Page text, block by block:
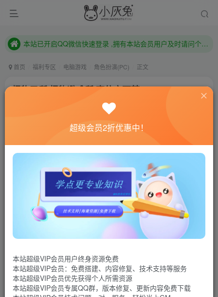
本站已开启QQ微信快速登录 ,拥有本站会员用户及时请问个人中心绑定！
本站已开启QQ微信快速登录 ,拥有本站会员用户及时请问个人中心绑定！
首页 福利专区 电脑游戏 角色扮演(PC) 正文
怪物圣所/怪物避难所/高仿宝可梦/Monster
0 518 143
联网教程： 内附教程
单机教程： 内附教程
不懂的话联系客服！！！
本站的资源转载自国内外各大媒体和网络，仅供试玩体
验。如果您喜欢该游戏内容，请支持正版→→→正版购买
为一个怪物饲养人，探索银河恶魔城式的世界，组建你自己
的团队。
超级会员2折优惠中！
本站超级VIP会员用户终身资源免费
本站超级VIP会员：免费搭建、内容修复、技术支持等服务
本站超级VIP会员优先获得个人所需资源
本站超级VIP会员专属QQ群，版本修复、更新内容免费下载